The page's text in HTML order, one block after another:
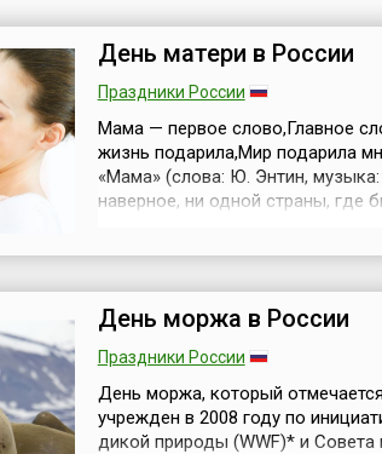
День матери в России
Праздники России
Мама — первое слово,Главное
жизнь подарила,Мир подарила
«Мама» (слова: Ю. Энтин,
наверное, ни одной страны, где
воздавая должное мат...
День моржа в России
Праздники России
День моржа, который
учрежден в 2008 году по
дикой природы (WWF)* и Совета